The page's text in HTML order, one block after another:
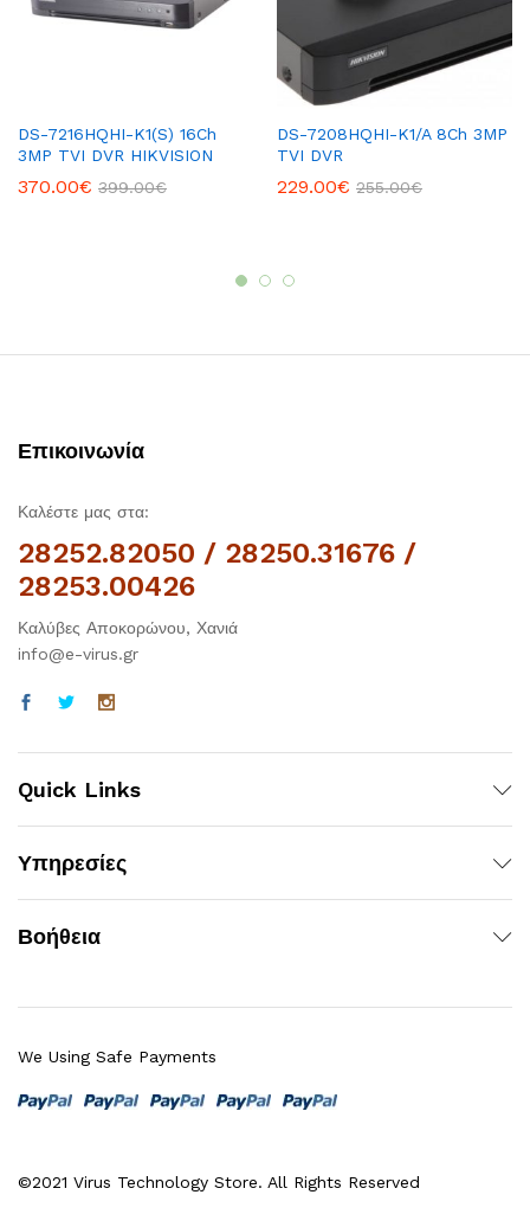
DS-7216HQHI-K1(S) 16Ch
3MP TVI DVR HIKVISION
370.00€ 399.00€
DS-7208HQHI-K1/A 8Ch 3MP
TVI DVR
229.00€ 255.00€
Επικοινωνία
Καλέστε μας στα:
28252.82050 / 28250.31676 /
28253.00426
Καλύβες Αποκορώνου, Χανιά
info@e-virus.gr
Quick Links
Υπηρεσίες
Βοήθεια
©2021 Virus Technology Store. All Rights Reserved
We Using Safe Payments